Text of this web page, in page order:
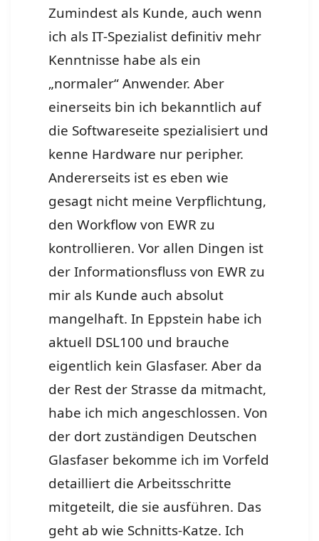
Zumindest als Kunde, auch wenn
ich als IT-Spezialist definitiv mehr
Kenntnisse habe als ein
„normaler“ Anwender. Aber
einerseits bin ich bekanntlich auf
die Softwareseite spezialisiert und
kenne Hardware nur peripher.
Andererseits ist es eben wie
gesagt nicht meine Verpflichtung,
den Workflow von EWR zu
kontrollieren. Vor allen Dingen ist
der Informationsfluss von EWR zu
mir als Kunde auch absolut
mangelhaft. In Eppstein habe ich
aktuell DSL100 und brauche
eigentlich kein Glasfaser. Aber da
der Rest der Strasse da mitmacht,
habe ich mich angeschlossen. Von
der dort zuständigen Deutschen
Glasfaser bekomme ich im Vorfeld
detailliert die Arbeitsschritte
mitgeteilt, die sie ausführen. Das
geht ab wie Schnitts-Katze. Ich